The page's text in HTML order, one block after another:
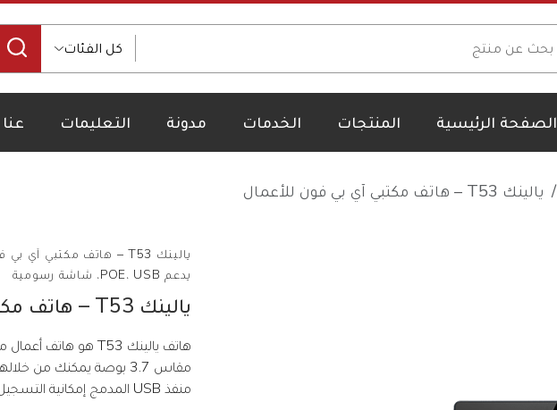
كل الفئات
الصفحة الرئيسية المنتجات الخدمات مدونة التعليمات عنا
يالينك T53 – هاتف مكتبي آي بي فون للأعمال
يدعم POE، USB، شاشة رسومية
يالينك T53 – هاتف مكتبي آي بي فون للأعمال
مقاس 3.7 بوصة يمكنك من
منفذ USB المدمج إمكانية التسجيل عبر USB أو سماعة رأس USB سل